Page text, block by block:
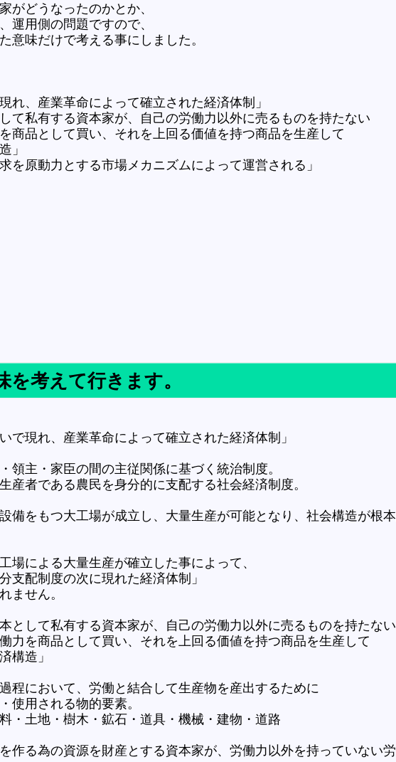
がどうなったのかとか、
運用側の問題ですので、
意味だけで考える事にしました。
れ、産業革命によって確立された経済体制」
て私有する資本家が、自己の労働力以外に売るものを持たない
商品として買い、それを上回る価値を持つ商品を生産して
」
を原動力とする市場メカニズムによって運営される」
を考えて行きます。
現れ、産業革命によって確立された経済体制」
主・家臣の間の主従関係に基づく統治制度。
農民を身分的に支配する社会経済制度。
をもつ大工場が成立し、大量生産が可能となり、社会構造が根
による大量生産が確立した事によって、
次に現れた経済体制」
せん。
して私有する資本家が、自己の労働力以外に売るものを持たない
商品として買い、それを上回る価値を持つ商品を生産して
造」
において、労働と結合して生産物を産出するために
る物的要素。
木・鉱石・道具・機械・建物・道路
る為の資源を財産とする資本家が、労働力以外を持っていない